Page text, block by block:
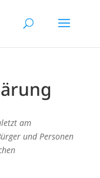
am
und Personen